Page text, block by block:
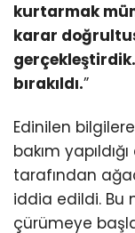
kurtarmak
karar
bırakıldı.”
Edinilen
bakım
tarafından
iddia edildi. Bu
çürümeye